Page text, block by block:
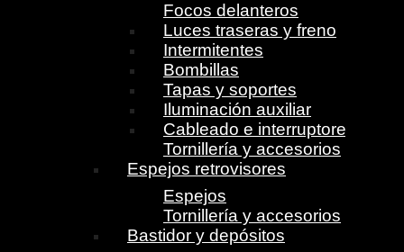
Focos delanteros
Luces traseras y freno
Intermitentes
Bombillas
Tapas y soportes
Iluminación auxiliar
Cableado e interruptores
Tornillería y accesorios
Espejos retrovisores
Espejos
Tornillería y accesorios
Bastidor y depósitos